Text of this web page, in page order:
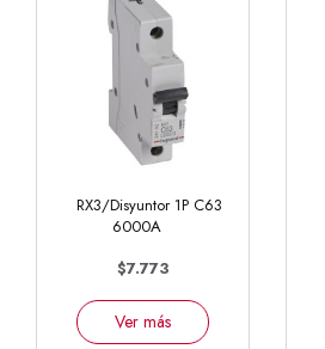
RX3/Disyuntor 1P C63
6000A
$7.773
Ver más